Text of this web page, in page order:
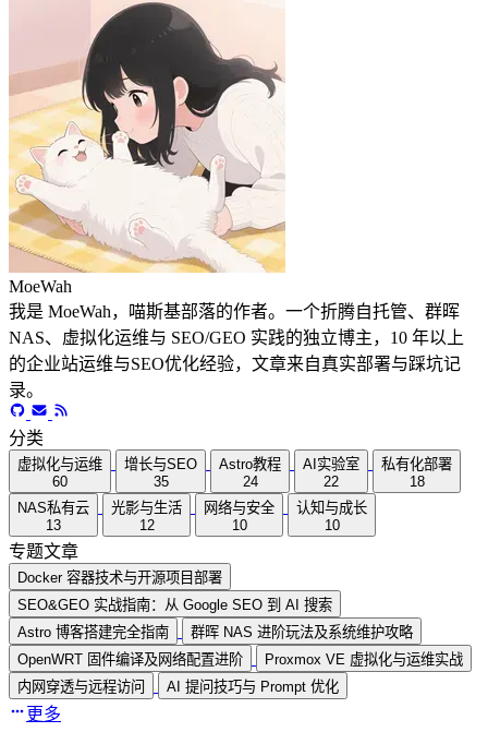
MoeWah
我是 MoeWah，喵斯基部落的作者。一个折腾自托管、群晖
NAS、虚拟化运维与 SEO/GEO 实践的独立博主，10 年以上
的企业站运维与SEO优化经验，文章来自真实部署与踩坑记
录。
分类
虚拟化与运维
60
增长与SEO
35
Astro教程
24
AI实验室
22
私有化部署
18
NAS私有云
13
光影与生活
12
网络与安全
10
认知与成长
10
专题文章
Docker 容器技术与开源项目部署
SEO&GEO 实战指南：从 Google SEO 到 AI 搜索
Astro 博客搭建完全指南
群晖 NAS 进阶玩法及系统维护攻略
OpenWRT 固件编译及网络配置进阶
Proxmox VE 虚拟化与运维实战
内网穿透与远程访问
AI 提问技巧与 Prompt 优化
更多